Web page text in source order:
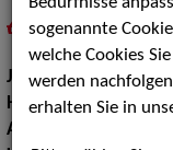
inMeine
Jahrgang:1997
Haarfarbe:blond
Augenfarbe:
sogenannte
welche Cookies
werden
erhalten Sie in